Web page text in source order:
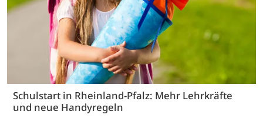
Schulstart in Rheinland-Pfalz: Mehr Lehrkräfte
und neue Handyregeln